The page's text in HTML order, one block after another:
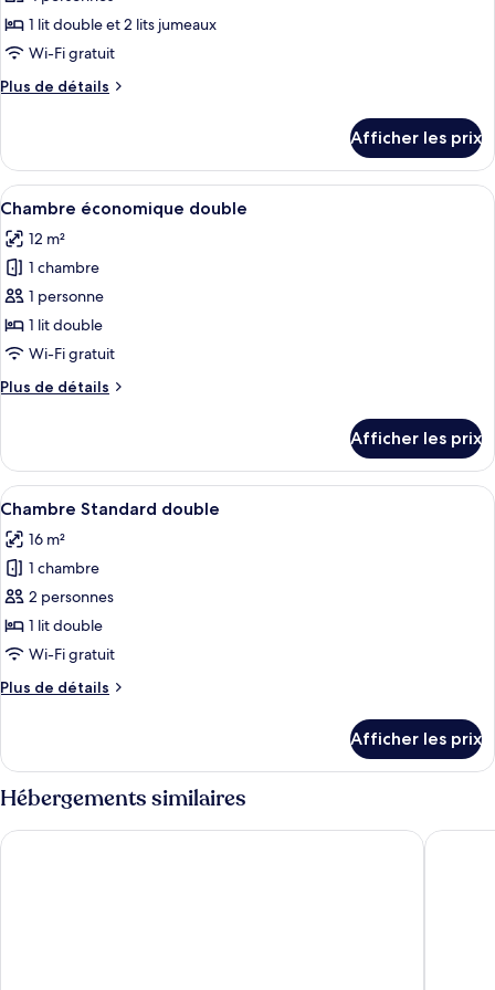
pour
ce
type
de
Chambre
familiale
1 lit double et 2 lits jumeaux
Wi-Fi gratuit
Plus de détails
Plus
Chambre
familiale
Afficher les prix
Afficher
toutes
les
photos
pour
ce
type
chambre :
double
Une chambre d’hôtel comprenant
4
Chambre économique double
12 m²
1 chambre
1 personne
1 lit double
Wi-Fi gratuit
Plus de détails
Plus
Chambre
économique
double
Afficher les prix
Afficher
toutes
les
photos
pour
ce
type
chambre :
double
Une chambre bien rangée, avec un
5
Chambre Standard double
16 m²
1 chambre
2 personnes
1 lit double
Wi-Fi gratuit
Plus de détails
Plus
Chambre
Standard
double
Afficher les prix
Hébergements similaires
Hotel Villa KOEGUI Bayonne ibis